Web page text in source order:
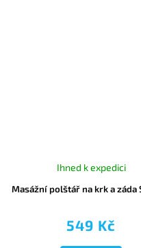
Masážní polštář na krk a záda
Ihned k expedici
549 Kč